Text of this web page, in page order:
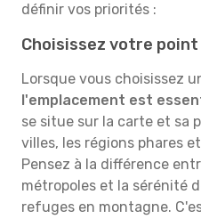
définir vos priorités :
Choisissez votre
Lorsque vous choisissez
l'emplacement est
se situe sur la carte et sa
villes, les régions phares
Pensez à la différence
métropoles et la sérénité
refuges en montagne.